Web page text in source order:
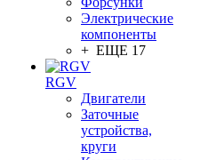
Электрические
компоненты
+ ЕЩЕ 17
RGV
Двигатели
Заточные
устройства,
круги